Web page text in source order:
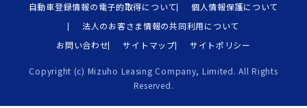
自動車登録情報の電子的取得について
個人情報保護について
法人のお客さま情報の共同利用について
お問い合わせ
サイトマップ サイトポリシー
Copyright (c) Mizuho Leasing Company, Limited. All Rights
Reserved.